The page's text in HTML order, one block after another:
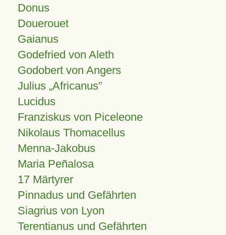
Donus
Douerouet
Gaianus
Godefried von Aleth
Godobert von Angers
Julius Africanus
Lucidus
Franziskus von Piceleone
Nikolaus Thomacellus
Menna-Jakobus
Maria Peñalosa
17 Märtyrer
Pinnadus und Gefährten
Siagrius von Lyon
Terentianus und Gefährten